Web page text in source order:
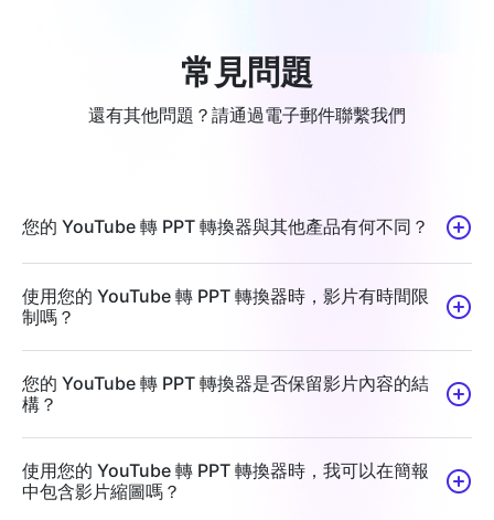
常見問題
還有其他問題？請通過電子郵件聯繫我們
您的 YouTube 轉 PPT 轉換器與其他產品有何不同？
使用您的 YouTube 轉 PPT 轉換器時，影片有時間限
制嗎？
您的 YouTube 轉 PPT 轉換器是否保留影片內容的結
構？
使用您的 YouTube 轉 PPT 轉換器時，我可以在簡報
中包含影片縮圖嗎？